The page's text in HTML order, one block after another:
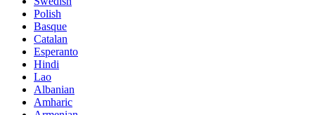
Polish
Basque
Catalan
Esperanto
Hindi
Lao
Albanian
Amharic